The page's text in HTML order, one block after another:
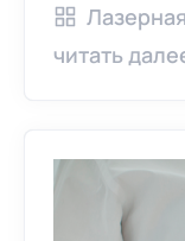
читать